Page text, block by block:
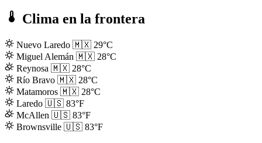
Clima en la frontera
Nuevo Laredo 🇲🇽 29°C
Miguel Alemán 🇲🇽 28°C
Reynosa 🇲🇽 28°C
Río Bravo 🇲🇽 28°C
Matamoros 🇲🇽 28°C
Laredo 🇺🇸 83°F
McAllen 🇺🇸 83°F
Brownsville 🇺🇸 83°F